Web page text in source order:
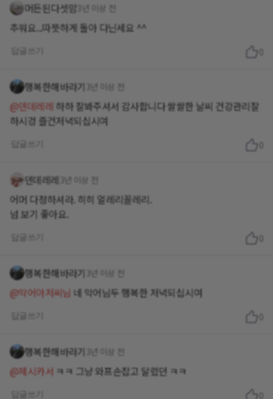
머든된다셋맘 3년 이상 전
추워요...따뜻하게 돌아 다닌세요 ^^
행복한해바라기 3년 이상 전
@덴데레레 하하 잘봐주셔서 감사합니다 쌀쌀한 날씨 건강관리잘
하시겅 즐건저녁되십시여
덴데레레 3년 이상 전
어머 다정하셔라. 히히 얼레리꼴레리.
넘 보기 좋아요.
행복한해바라기 3년 이상 전
@악어아저씨님 네 악어님두 행복한 저녁되십시여
행복한해바라기 3년 이상 전
@제시카서 ㅋㅋ 그냥 와프손잡고 달렸던 ㅋㅋ